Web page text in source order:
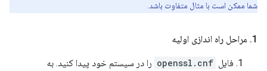
شما ممکن است با مثال متفاوت باشد.
1
. مراحل راه اندازی اولیه
فایل openssl.cnf را در سیستم خود پیدا کنید. به